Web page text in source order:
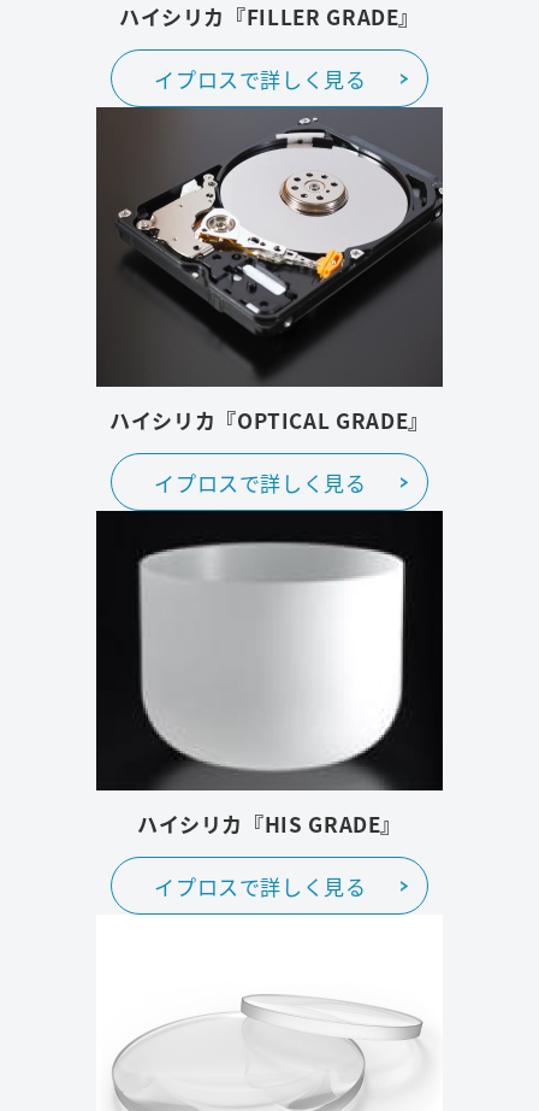
ハイシリカ『FILLER GRADE』
イプロスで詳しく見る
ハイシリカ『OPTICAL GRADE』
イプロスで詳しく見る
ハイシリカ『HIS GRADE』
イプロスで詳しく見る